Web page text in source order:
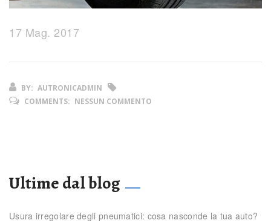
17 Mag. 2017
BY: AUTRONICADMIN
COMMENTS: NESSUN COMMENTO
Ultime dal blog
Usura irregolare degli pneumatici: cosa nasconde la tua auto?